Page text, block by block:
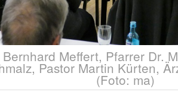
Meffert, Pfarrer Dr.
Pastor Martin Kürten,
(Foto: ma)